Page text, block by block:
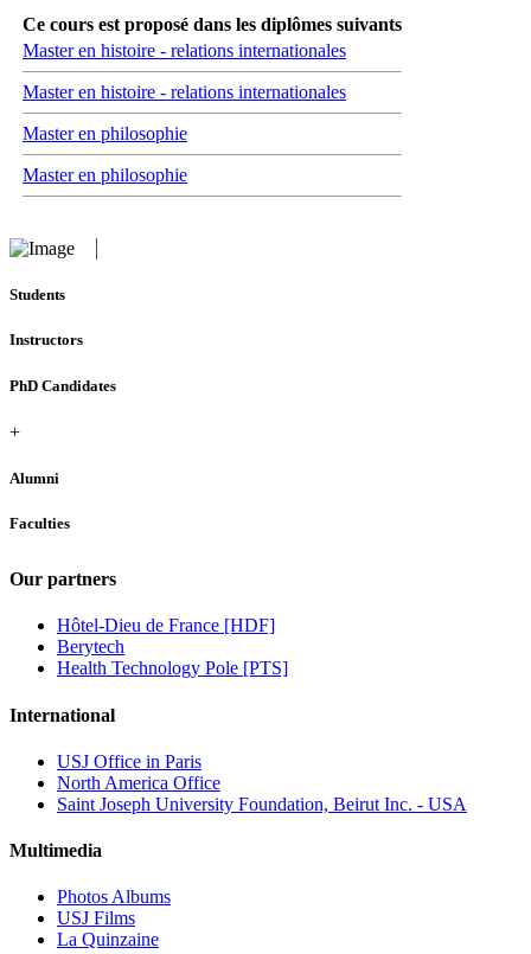
Ce cours est proposé dans les diplômes suivants
Master en histoire - relations internationales
Master en histoire - relations internationales
Master en philosophie
Master en philosophie
Students
Instructors
PhD Candidates
+
Alumni
Faculties
Our partners
Hôtel-Dieu de France [HDF]
Berytech
Health Technology Pole [PTS]
International
USJ Office in Paris
North America Office
Saint Joseph University Foundation, Beirut Inc. - USA
Multimedia
Photos Albums
USJ Films
La Quinzaine